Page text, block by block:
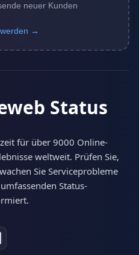
neuer Kunden
→
Status
für über 9000 Online-
weltweit. Prüfen Sie,
Sie Serviceprobleme
Status-